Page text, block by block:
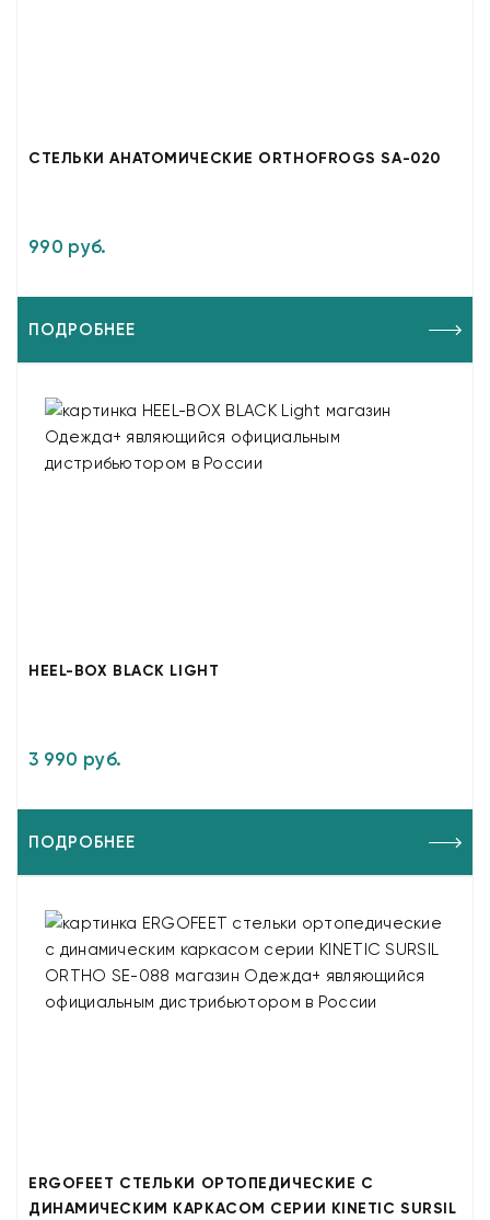
СТЕЛЬКИ АНАТОМИЧЕСКИЕ ORTHOFROGS SA-020
990 руб.
ПОДРОБНЕЕ
HEEL-BOX BLACK LIGHT
3 990 руб.
ПОДРОБНЕЕ
ERGOFEET СТЕЛЬКИ ОРТОПЕДИЧЕСКИЕ С
ДИНАМИЧЕСКИМ КАРКАСОМ СЕРИИ KINETIC SURSIL